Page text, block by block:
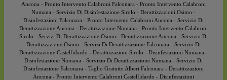
Ancona - Pronto Intervento Calabroni Falconara - Pronto Intervento Calabroni
Numana - Servizio Di Disinfestazione Sirolo - Derattizzazioni Osimo -
Disinfestazioni Falconara - Pronto Intervento Calabroni Ancona - Servizio Di
Derattizzazione Ancona - Derattizzazione Numana - Pronto Intervento Calabroni
Sirolo - Servizi Di Derattizzazione Osimo - Derattizzazione Ancona - Servizio Di
Derattizzazione Osimo - Servizi Di Derattizzazione Falconara - Servizio Di
Derattizzazione Castelfidardo - Derattizzazioni Sirolo - Disinfestazioni Numana -
Disinfestazione Numana - Servizio Di Derattizzazione Numana - Servizio Di
Disinfestazione Falconara - Taglio Gratuito Alberi Falconara - Derattizzazioni
Ancona - Pronto Intervento Calabroni Castelfidardo - Disinfestazioni